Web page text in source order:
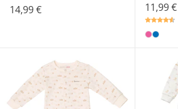
14,99 € 11,99 €